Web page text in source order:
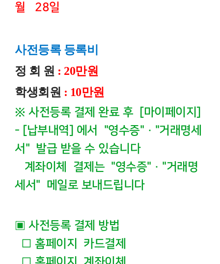
월 28일
사전등록 등록비
정 회 원 : 20만원
학생회원 : 10만원
※ 사전등록 결제 완료 후 [마이페이지]
- [납부내역] 에서 "영수증" · "거래명세
서" 발급 받을 수 있습니다
계좌이체 결제는 "영수증" · "거래명
세서" 메일로 보내드립니다
▣ 사전등록 결제 방법
□ 홈페이지 카드결제